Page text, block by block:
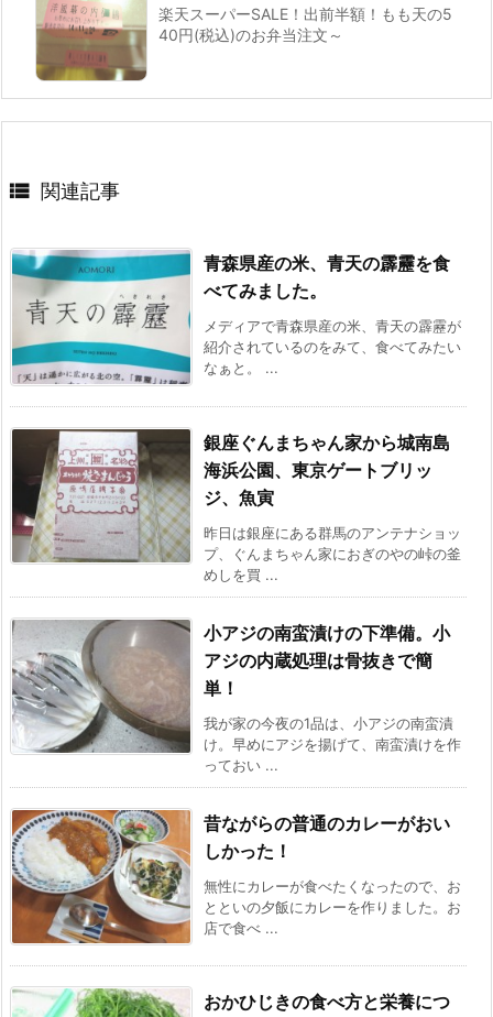
楽天スーパーSALE！出前半額！もも天の5
40円(税込)のお弁当注文～
 関連記事
青森県産の米、青天の霹靂を食
べてみました。
メディアで青森県産の米、青天の霹靂が
紹介されているのをみて、食べてみたい
なぁと。 ...
銀座ぐんまちゃん家から城南島
海浜公園、東京ゲートブリッ
ジ、魚寅
昨日は銀座にある群馬のアンテナショッ
プ、ぐんまちゃん家におぎのやの峠の釜
めしを買 ...
小アジの南蛮漬けの下準備。小
アジの内蔵処理は骨抜きで簡
単！
我が家の今夜の1品は、小アジの南蛮漬
け。早めにアジを揚げて、南蛮漬けを作
っておい ...
昔ながらの普通のカレーがおい
しかった！
無性にカレーが食べたくなったので、お
とといの夕飯にカレーを作りました。お
店で食べ ...
おかひじきの食べ方と栄養につ